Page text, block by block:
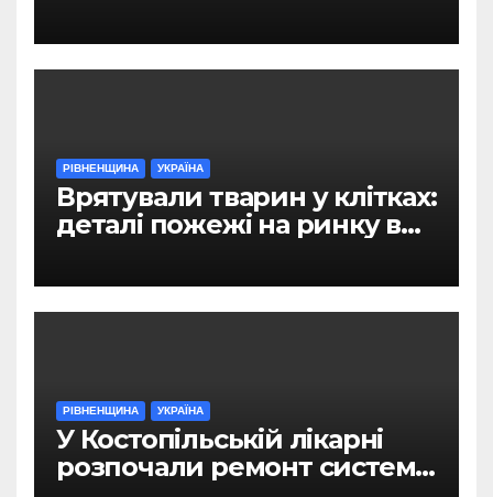
РІВНЕНЩИНА УКРАЇНА
Врятували тварин у клітках:
деталі пожежі на ринку в
РІВНЕНЩИНА УКРАЇНА
У Костопільській лікарні
розпочали ремонт системи